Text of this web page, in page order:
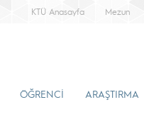
KTÜ Anasayfa Mezun
ÖĞRENCİ ARAŞTIRMA